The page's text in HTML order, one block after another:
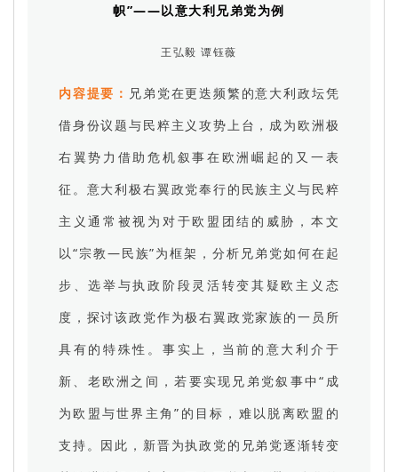
帜”——以意大利兄弟党为例
王弘毅 谭钰薇
内容提要： 兄弟党在更迭频繁的意大利政坛凭
借身份议题与民粹主义攻势上台，成为欧洲极
右翼势力借助危机叙事在欧洲崛起的又一表
征。意大利极右翼政党奉行的民族主义与民粹
主义通常被视为对于欧盟团结的威胁，本文
以“宗教—民族”为框架，分析兄弟党如何在起
步、选举与执政阶段灵活转变其疑欧主义态
度，探讨该政党作为极右翼政党家族的一员所
具有的特殊性。事实上，当前的意大利介于
新、老欧洲之间，若要实现兄弟党叙事中“成
为欧盟与世界主角”的目标，难以脱离欧盟的
支持。因此，新晋为执政党的兄弟党逐渐转变